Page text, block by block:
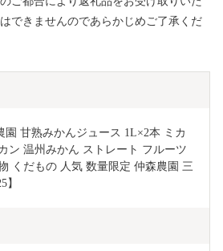
できませんのであらかじめご了承くだ
園 甘熟みかんジュース 1L×2本 ミカ
ン 温州みかん ストレート フルーツ
くだもの 人気 数量限定 仲森農園 三
】